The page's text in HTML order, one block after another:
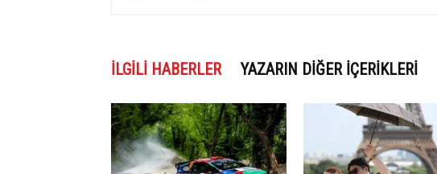
İLGILI HABERLER YAZARIN DIĞER İÇERIKLERI